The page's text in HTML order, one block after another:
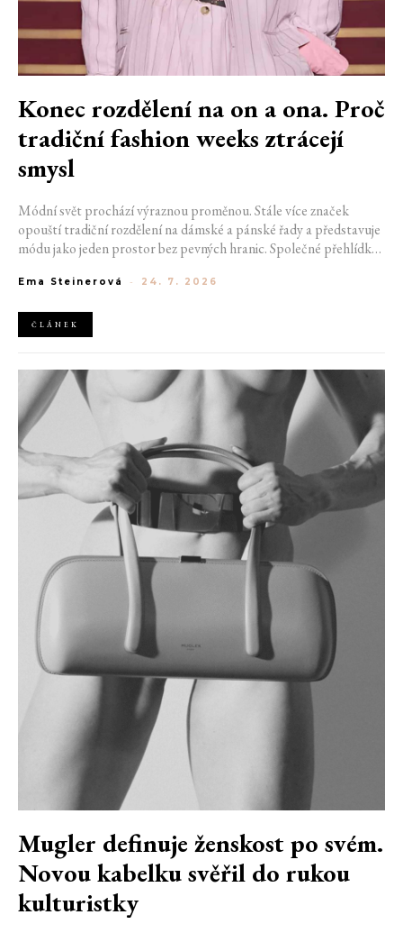
Konec rozdělení na on a ona. Proč
tradiční fashion weeks ztrácejí
smysl
Módní svět prochází výraznou proměnou. Stále více značek
opouští tradiční rozdělení na dámské a pánské řady a představuje
módu jako jeden prostor bez pevných hranic. Společné přehlídky,
klasické týdny módy mohou brzy vypadat úplně jinak.
Ema Steinerová - 24. 7. 2026
ČLÁNEK
Mugler definuje ženskost po svém.
Novou kabelku svěřil do rukou
kulturistky